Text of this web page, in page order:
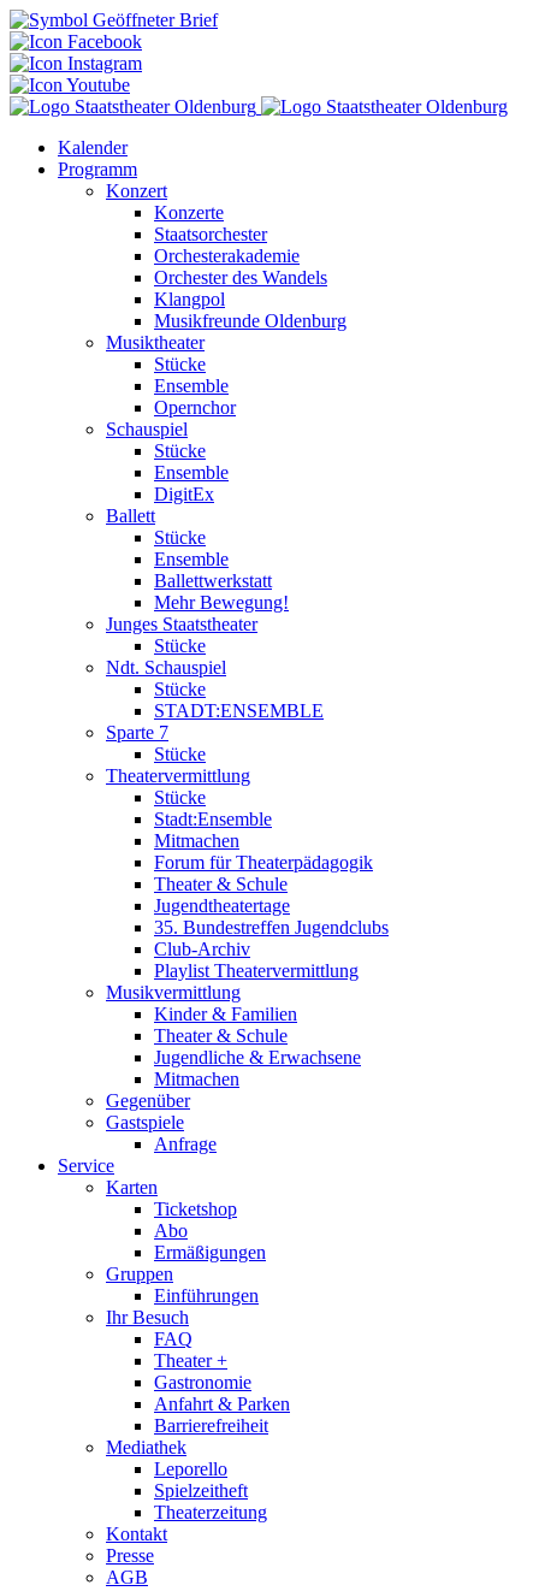
Kalender
Programm
Konzert
Konzerte
Staatsorchester
Orchesterakademie
Orchester des Wandels
Klangpol
Musikfreunde Oldenburg
Musiktheater
Stücke
Ensemble
Opernchor
Schauspiel
Stücke
Ensemble
DigitEx
Ballett
Stücke
Ensemble
Ballettwerkstatt
Mehr Bewegung!
Junges Staatstheater
Stücke
Ndt. Schauspiel
Stücke
STADT:ENSEMBLE
Sparte 7
Stücke
Theatervermittlung
Stücke
Stadt:Ensemble
Mitmachen
Forum für Theaterpädagogik
Theater & Schule
Jugendtheatertage
35. Bundestreffen Jugendclubs
Club-Archiv
Playlist Theatervermittlung
Musikvermittlung
Kinder & Familien
Theater & Schule
Jugendliche & Erwachsene
Mitmachen
Gegenüber
Gastspiele
Anfrage
Service
Karten
Ticketshop
Abo
Ermäßigungen
Gruppen
Einführungen
Ihr Besuch
FAQ
Theater +
Gastronomie
Anfahrt & Parken
Barrierefreiheit
Mediathek
Leporello
Spielzeitheft
Theaterzeitung
Kontakt
Presse
AGB